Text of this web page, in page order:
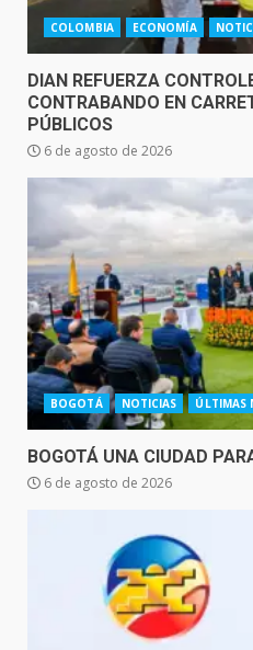
COLOMBIA ECONOMÍA
DIAN REFUERZA
CONTRABANDO EN
PÚBLICOS
6 de agosto de 2026
BOGOTÁ NOTICIAS ÚLTIMAS
BOGOTÁ UNA CIUDAD
6 de agosto de 2026